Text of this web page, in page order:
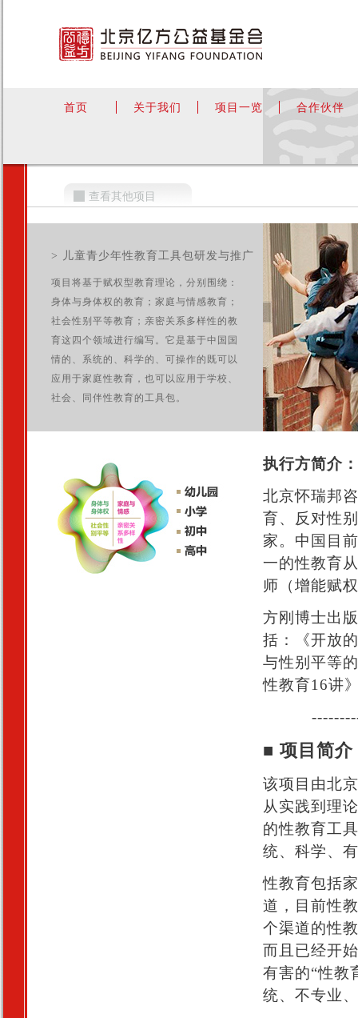
首页 关于我们 项目一览 合作伙伴
查看其他项目
> 儿童青少年性教育工具包研发与推广
项目将基于赋权型教育理论，分别围绕：
身体与身体权的教育；家庭与情感教育；
社会性别平等教育；亲密关系多样性的教
育这四个领域进行编写。它是基于中国国
情的、系统的、科学的、可操作的既可以
应用于家庭性教育，也可以应用于学校、
社会、同伴性教育的工具包。
执行方简介：
北京怀瑞邦
育、反对性
家。中国目
一的性教育
师（增能赋
方刚博士出
括：《开放
与性别平等
性教育16讲
■ 项目简介
该项目由北
从实践到理
的性教育工
统、科学、
性教育包括
道，目前性
个渠道的性
而且已经开
有害的“性教
统、不专业